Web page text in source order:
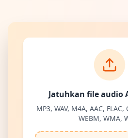
Jatuhkan file audio
MP3, WAV, M4A, AAC, FLAC,
WEBM, WMA,